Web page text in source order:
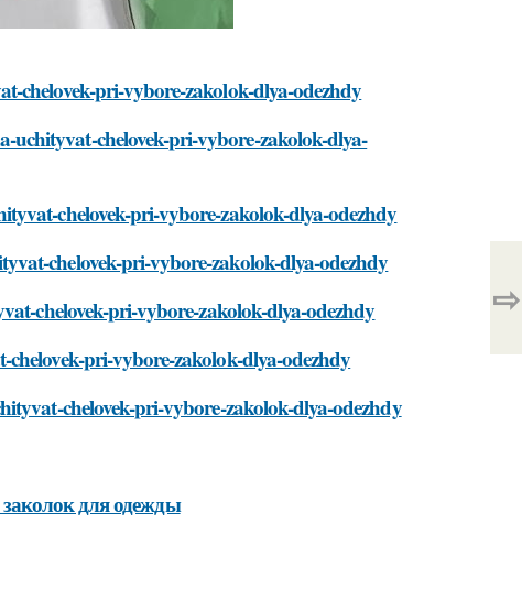
chelovek-pri-vybore-zakolok-dlya-odezhdy
uchityvat-chelovek-pri-vybore-zakolok-dlya-
chelovek-pri-vybore-zakolok-dlya-odezhdy
chelovek-pri-vybore-zakolok-dlya-odezhdy
chelovek-pri-vybore-zakolok-dlya-odezhdy
pri-vybore-zakolok-dlya-odezhdy
chelovek-pri-vybore-zakolok-dlya-odezhdy
для одежды
⇨